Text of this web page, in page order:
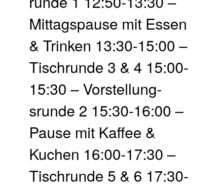
Mittags­pause mit Essen
& Trinken 13:30-15:00 –
Tisch­runde 3 & 4 15:00-
15:30 – Vor­stellung­
srunde 2 15:30-16:00 –
Pause mit Kaffee &
Kuchen 16:00-17:30 –
Tisch­runde 5 & 6 17:30-